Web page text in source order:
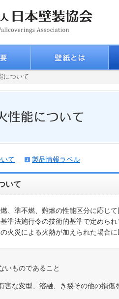
について
て 製品情報ラベル
いて
、準不燃、難燃の性能区分に応じ
準法施行令の技術的基準で定められ
火災による火熱が加えられた場合
いものであること
害な変型、溶融、き裂その他の損傷